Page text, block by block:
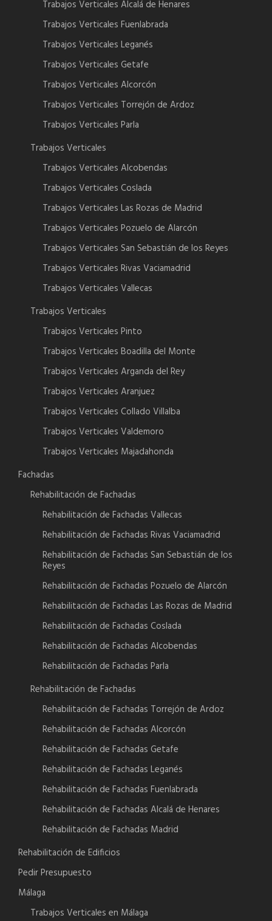
Trabajos Verticales Alcalá de Henares
Trabajos Verticales Fuenlabrada
Trabajos Verticales Leganés
Trabajos Verticales Getafe
Trabajos Verticales Alcorcón
Trabajos Verticales Torrejón de Ardoz
Trabajos Verticales Parla
Trabajos Verticales
Trabajos Verticales Alcobendas
Trabajos Verticales Coslada
Trabajos Verticales Las Rozas de Madrid
Trabajos Verticales Pozuelo de Alarcón
Trabajos Verticales San Sebastián de los Reyes
Trabajos Verticales Rivas Vaciamadrid
Trabajos Verticales Vallecas
Trabajos Verticales
Trabajos Verticales Pinto
Trabajos Verticales Boadilla del Monte
Trabajos Verticales Arganda del Rey
Trabajos Verticales Aranjuez
Trabajos Verticales Collado Villalba
Trabajos Verticales Valdemoro
Trabajos Verticales Majadahonda
Fachadas
Rehabilitación de Fachadas
Rehabilitación de Fachadas Vallecas
Rehabilitación de Fachadas Rivas Vaciamadrid
Rehabilitación de Fachadas San Sebastián de los
Reyes
Rehabilitación de Fachadas Pozuelo de Alarcón
Rehabilitación de Fachadas Las Rozas de Madrid
Rehabilitación de Fachadas Coslada
Rehabilitación de Fachadas Alcobendas
Rehabilitación de Fachadas Parla
Rehabilitación de Fachadas
Rehabilitación de Fachadas Torrejón de Ardoz
Rehabilitación de Fachadas Alcorcón
Rehabilitación de Fachadas Getafe
Rehabilitación de Fachadas Leganés
Rehabilitación de Fachadas Fuenlabrada
Rehabilitación de Fachadas Alcalá de Henares
Rehabilitación de Fachadas Madrid
Rehabilitación de Edificios
Pedir Presupuesto
Málaga
Trabajos Verticales en Málaga